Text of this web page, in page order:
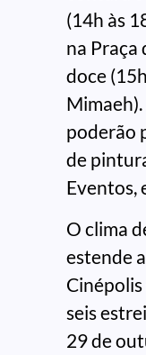
(14h às
na Praça
doce
poderão
de
Eventos,
O clima
estende
seis
29 de